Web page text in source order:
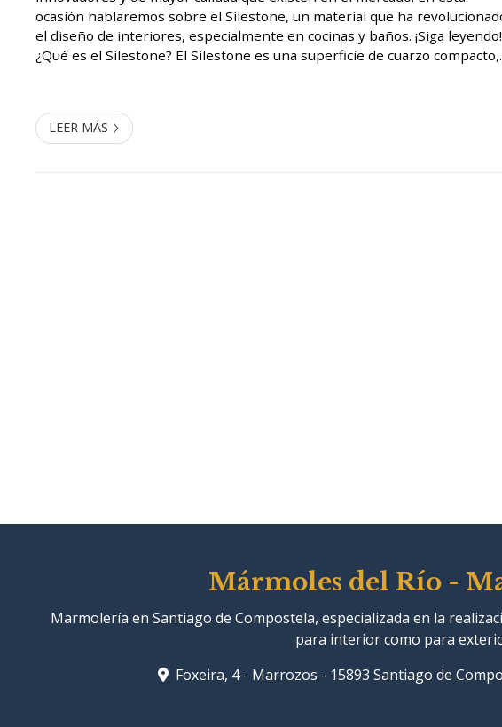
ocasión hablaremos sobre el Silestone, un material que ha
el diseño de interiores, especialmente en cocinas y baños. ¡Siga leyendo!
¿Qué es el Silestone? El Silestone es una superficie de cuarzo compacto,
LEER MÁS
Mármoles del Río -
Marmolería en Santiago de Compostela, especializada en la
para interior como para
Foxeira, 4 - Marrozos - 15893 Santiago de